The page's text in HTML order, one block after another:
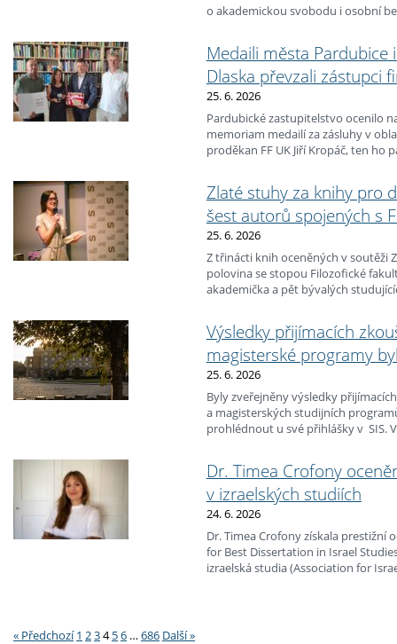
o akademickou svobodu i osobní
kvůli údajným nesrovnalostem ve
překladatelského projektu,
svobody.
Medaili města
Dlaska převzali zástupci
25. 6. 2026
Pardubické zastupitelstvo ocenilo
memoriam medailí za zásluhy v
proděkan FF UK Jiří Kropáč, ten ho
Jana Dlaska z dnešního Ústavu
Lence Fárové a Michalu Kovářovi.
Zlaté stuhy za knihy pro
šest autorů spojených s
25. 6. 2026
Z třinácti knih oceněných v soutěži
polovina se stopou Filozofické
akademička a pět bývalých
Výsledky přijímacích
magisterské programy
25. 6. 2026
Byly zveřejněny výsledky
a magisterských studijních
prohlédnout u své přihlášky v SIS.
Dr. Timea Crofony
v izraelských studiích
24. 6. 2026
Dr. Timea Crofony získala prestižní
for Best Dissertation in Israel
izraelská studia (Association for
« Předchozí 1 234 56 …686 Další »